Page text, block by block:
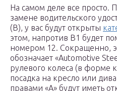
На самом деле все просто.
замене водительского
(B), у вас будут открыты
этом, напротив B1 будет
номером 12. Сокращенно,
обозначает «Automotive
рулевого колеса (в форме
посадка на кресло или
правами «A» будут иметь